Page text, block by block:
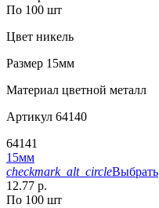
По 100 шт
Цвет никель
Размер 15мм
Материал цветной металл
Артикул 64140
64141
15мм
checkmark_alt_circleВыбрать
12.77 р.
По 100 шт